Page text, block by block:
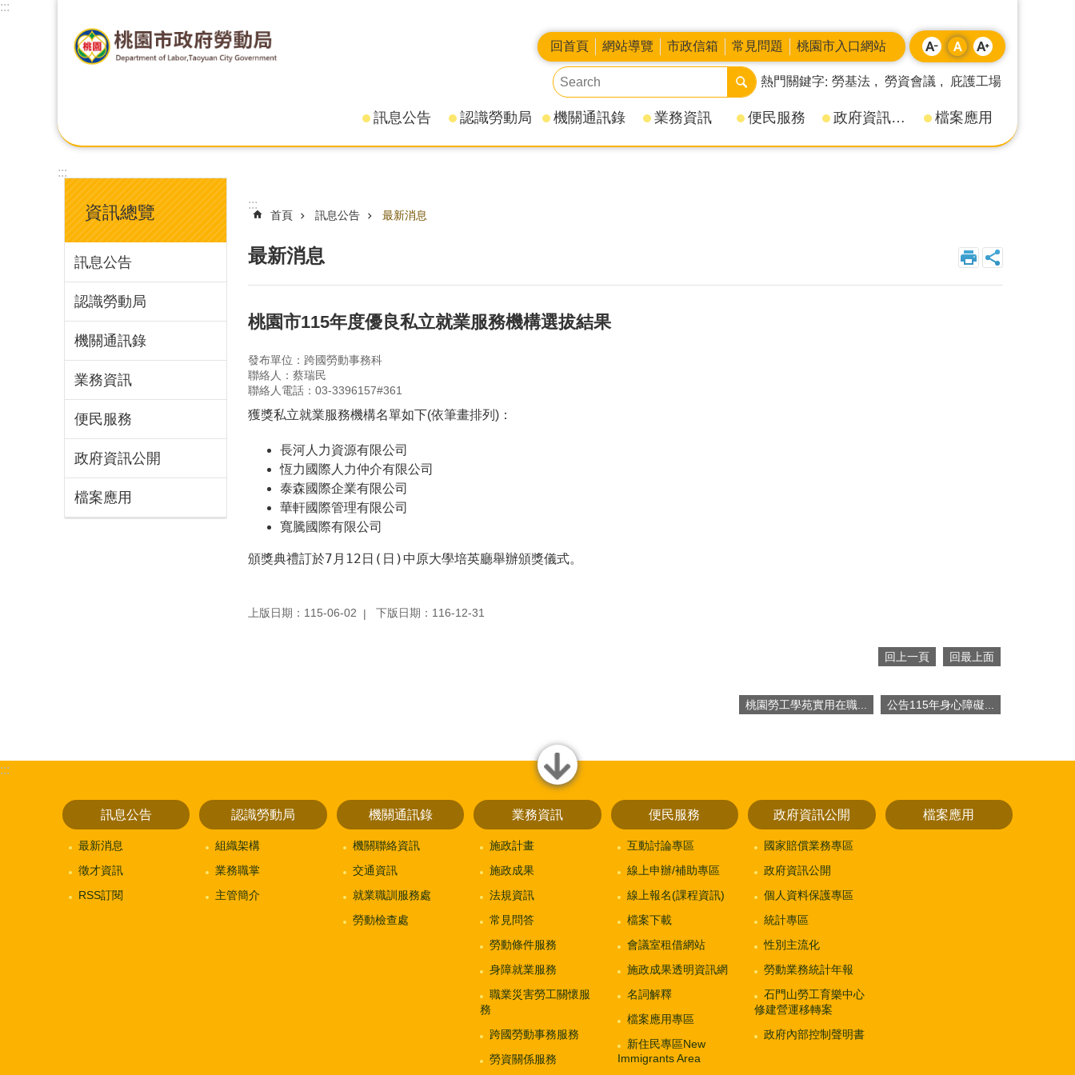
:::
回首頁 網站導覽 市政信箱 常見問題 桃園市入口網站
熱門關鍵字 勞基法 勞資會議 庇護工場
訊息公告 認識勞動局 機關通訊錄 業務資訊 便民服務 政府資訊公開 檔案應用
:::
資訊總覽
訊息公告
認識勞動局
機關通訊錄
業務資訊
便民服務
政府資訊公開
檔案應用
:::
首頁 訊息公告 最新消息
最新消息
桃園市115年度優良私立就業服務機構選拔結果
發布單位：跨國勞動事務科
聯絡人：蔡瑞民
聯絡人電話：03-3396157#361
獲獎私立就業服務機構名單如下(依筆畫排列)：
長河人力資源有限公司
恆力國際人力仲介有限公司
泰森國際企業有限公司
華軒國際管理有限公司
寬騰國際有限公司
頒獎典禮訂於7月12日(日)中原大學培英廳舉辦頒獎儀式。
上版日期：115-06-02 下版日期：116-12-31
回上一頁 回最上面
桃園勞工學苑實用在職... 公告115年身心障礙...
close
:::
訊息公告
最新消息
徵才資訊
RSS訂閱
認識勞動局
組織架構
業務職掌
主管簡介
機關通訊錄
機關聯絡資訊
交通資訊
就業職訓服務處
勞動檢查處
業務資訊
施政計畫
施政成果
法規資訊
常見問答
勞動條件服務
身障就業服務
職業災害勞工關懷服
務
跨國勞動事務服務
勞資關係服務
便民服務
互動討論專區
線上申辦/補助專區
線上報名(課程資訊)
檔案下載
會議室租借網站
施政成果透明資訊網
名詞解釋
檔案應用專區
新住民專區New
Immigrants Area
政府資訊公開
國家賠償業務專區
政府資訊公開
個人資料保護專區
統計專區
性別主流化
勞動業務統計年報
石門山勞工育樂中心
修建營運移轉案
政府內部控制聲明書
檔案應用